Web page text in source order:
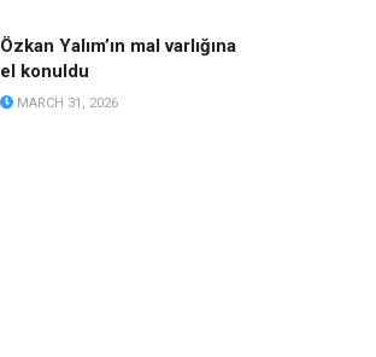
Özkan Yalım’ın mal varlığına
el konuldu
MARCH 31, 2026